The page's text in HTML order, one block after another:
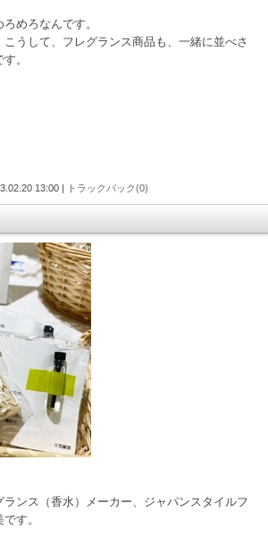
めろなんです。
うして、フレグランス商品も、一緒に並べさ
。
13:00 | トラックバック(0)
ンス（香水）メーカー、ジャパンスタイルフ
す。